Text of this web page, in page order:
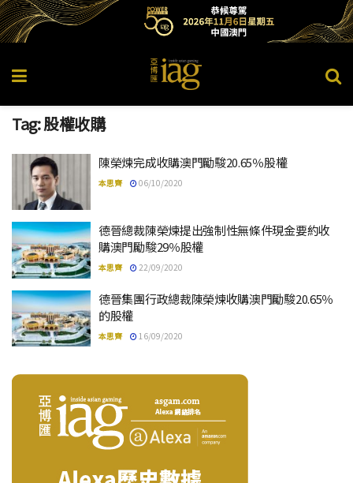
Tag:股權收購
陳榮煉完成收購澳門勵駿20.65％股權
本思齊 06/10/2020
德晉總裁陳榮煉提出強制性無條件現金要約收
購澳門勵駿29％股權
本思齊 22/09/2020
德晉集團行政總裁陳榮煉收購澳門勵駿20.65％
的股權
本思齊 16/09/2020